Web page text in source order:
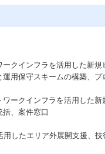
ークインフラを活用した新規
用保守スキームの構築、プ
ワークインフラを活用した
括、案件窓口
用したエリア外展開支援、